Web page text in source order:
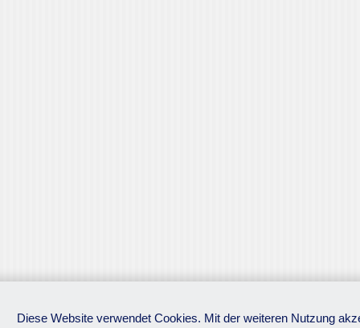
Diese Website verwendet Cookies. Mit der weiteren Nutzung